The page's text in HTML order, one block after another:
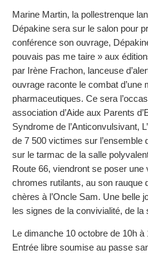
Marine Martin, la pollestrenque
Dépakine sera sur le salon pour
conférence son ouvrage,
pouvais pas me taire » aux
par Irène Frachon, lanceuse
ouvrage raconte le combat d’une
pharmaceutiques. Ce sera
association d’Aide aux Parents
Syndrome de l’Anticonvulsivant,
de 7 500 victimes sur l’ensemble
sur le tarmac de la salle
Route 66, viendront se poser une
chromes rutilants, au son rauque
chères à l’Oncle Sam. Une belle
les signes de la convivialité, de la
Le dimanche 10 octobre de 10h
Entrée libre soumise au passe